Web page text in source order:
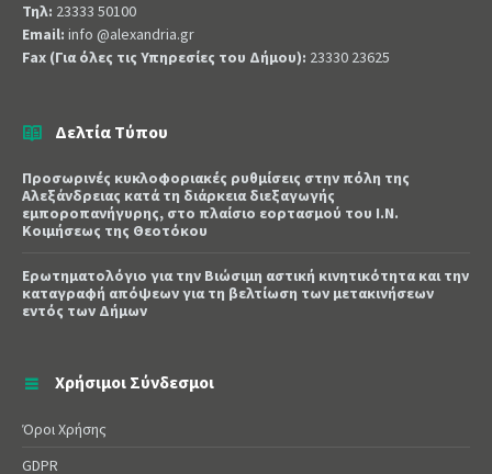
Τηλ: 23333 50100
Email: info @alexandria.gr
Fax (Για όλες τις Υπηρεσίες του Δήμου): 23330 23625
Δελτία Τύπου
Προσωρινές κυκλοφοριακές ρυθμίσεις στην πόλη της
Αλεξάνδρειας κατά τη διάρκεια διεξαγωγής
εμποροπανήγυρης, στο πλαίσιο εορτασμού του Ι.Ν.
Κοιμήσεως της Θεοτόκου
Ερωτηματολόγιο για την Βιώσιμη αστική κινητικότητα και την
καταγραφή απόψεων για τη βελτίωση των μετακινήσεων
εντός των Δήμων
Χρήσιμοι Σύνδεσμοι
Όροι Χρήσης
GDPR